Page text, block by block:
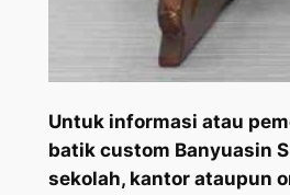
Untuk informasi atau
batik custom Banyuasin
sekolah, kantor ataupun